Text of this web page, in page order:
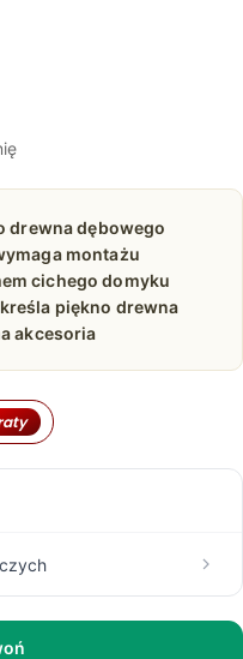
drewna dębowego
montażu
cichego domyku
piękno drewna
akcesoria